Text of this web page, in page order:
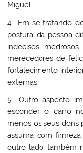
Miguel
4- Em se tratando
postura da pessoa
indecisos,
merecedores de
fortalecimento
externas.
5- Outro aspecto
esconder o carro
menos os seus dons
assuma com
outro lado, também